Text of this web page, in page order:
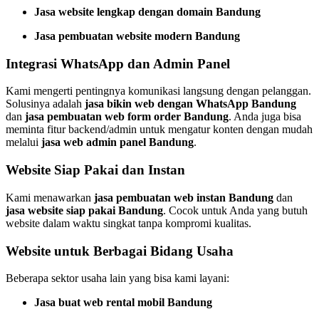
Jasa website lengkap dengan domain Bandung
Jasa pembuatan website modern Bandung
Integrasi WhatsApp dan Admin Panel
Kami mengerti pentingnya komunikasi langsung dengan pelanggan.
Solusinya adalah jasa bikin web dengan WhatsApp Bandung
dan jasa pembuatan web form order Bandung. Anda juga bisa
meminta fitur backend/admin untuk mengatur konten dengan mudah
melalui jasa web admin panel Bandung.
Website Siap Pakai dan Instan
Kami menawarkan jasa pembuatan web instan Bandung dan
jasa website siap pakai Bandung. Cocok untuk Anda yang butuh
website dalam waktu singkat tanpa kompromi kualitas.
Website untuk Berbagai Bidang Usaha
Beberapa sektor usaha lain yang bisa kami layani:
Jasa buat web rental mobil Bandung